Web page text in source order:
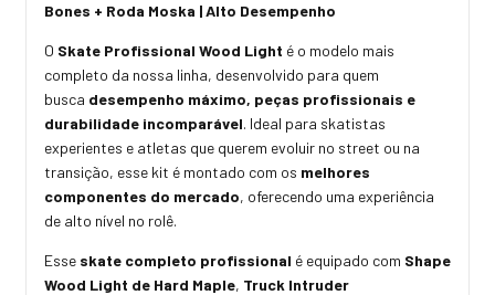
Bones + Roda Moska | Alto Desempenho
O Skate Profissional Wood Light é o modelo mais
completo da nossa linha, desenvolvido para quem
busca desempenho máximo, peças profissionais e
durabilidade incomparável. Ideal para skatistas
experientes e atletas que querem evoluir no street ou na
transição, esse kit é montado com os melhores
componentes do mercado, oferecendo uma experiência
de alto nível no rolê.
Esse skate completo profissional é equipado com Shape
Wood Light de Hard Maple, Truck Intruder